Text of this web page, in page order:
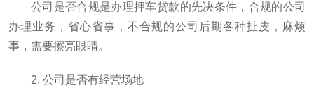
公司是否合规是办理押车贷款的先决条件，合规的公司
办理业务，省心省事，不合规的公司后期各种扯皮，麻烦
事，需要擦亮眼睛。
2. 公司是否有经营场地